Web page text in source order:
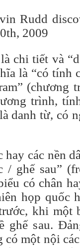
Rudd
2009
chi tiết và
là “có tính
(chương
trình,
danh từ, có
các nền
/ ghế sau”
có chân
họp quốc
khi một
ghế sau.
có một nội